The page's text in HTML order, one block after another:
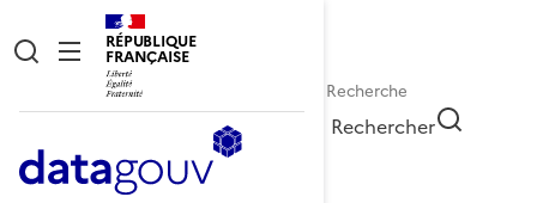
RÉPUBLIQUE
FRANÇAISE
Rechercher